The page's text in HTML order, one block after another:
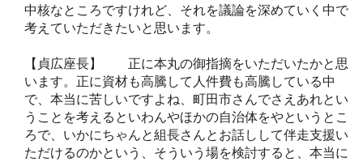
中核なところですけれど、それを議論を深めていく中で
考えていただきたいと思います。
【貞広座長】 正に本丸の御指摘をいただいたかと思
います。正に資材も高騰して人件費も高騰している中
で、本当に苦しいですよね、町田市さんでさえあれとい
うことを考えるといわんやほかの自治体をやというとこ
ろで、いかにちゃんと組長さんとお話しして伴走支援い
ただけるのかという、そういう場を検討すると、本当に